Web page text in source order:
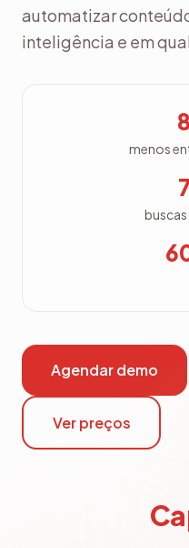
automatizar
inteligência e em
menos
buscas
Agendar demo
Ver preços